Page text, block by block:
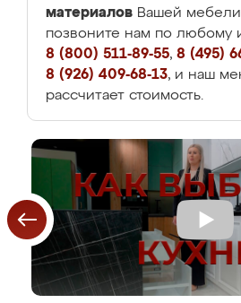
материалов Вашей
позвоните нам по любому
8 (800) 511-89-55, 8 (495)
8 (926) 409-68-13, и наш
рассчитает стоимость.